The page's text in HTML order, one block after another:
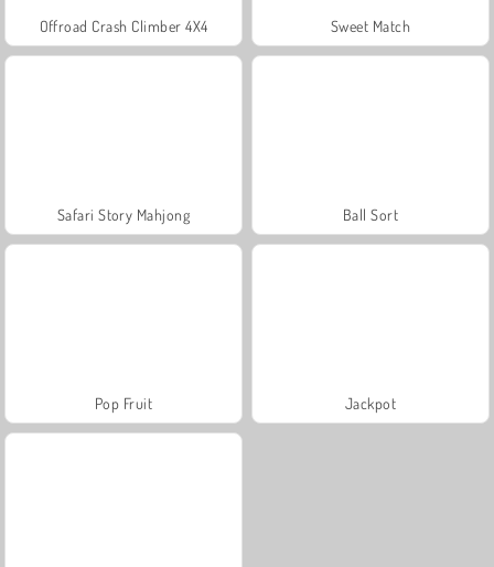
Offroad Crash Climber 4X4 Sweet Match
Safari Story Mahjong Ball Sort
Pop Fruit Jackpot